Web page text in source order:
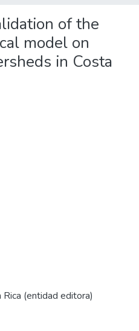
of the
model on
in Costa
(entidad editora)